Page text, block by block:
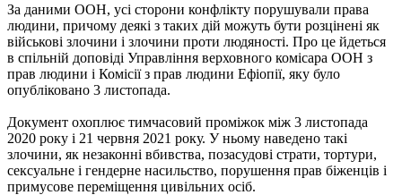
За даними ООН, усі сторони конфлікту порушували права
людини, причому деякі з таких дій можуть бути розцінені як
військові злочини і злочини проти людяності. Про це йдеться
в спільній доповіді Управління верховного комісара ООН з
прав людини і Комісії з прав людини Ефіопії, яку було
опубліковано 3 листопада.
Документ охоплює тимчасовий проміжок між 3 листопада
2020 року і 21 червня 2021 року. У ньому наведено такі
злочини, як незаконні вбивства, позасудові страти, тортури,
сексуальне і гендерне насильство, порушення прав біженців і
примусове переміщення цивільних осіб.